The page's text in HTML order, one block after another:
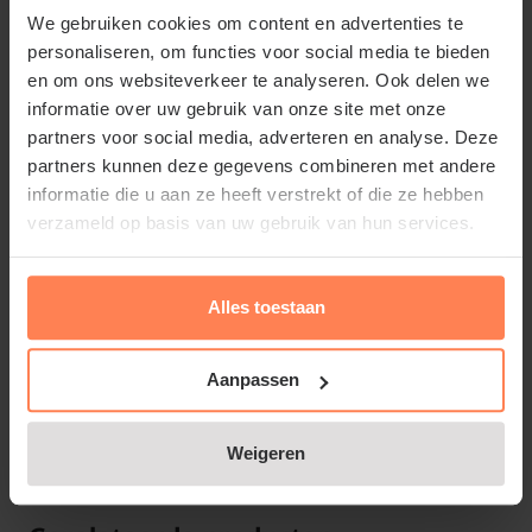
We gebruiken cookies om content en advertenties te
personaliseren, om functies voor social media te bieden
en om ons websiteverkeer te analyseren. Ook delen we
informatie over uw gebruik van onze site met onze
partners voor social media, adverteren en analyse. Deze
partners kunnen deze gegevens combineren met andere
informatie die u aan ze heeft verstrekt of die ze hebben
verzameld op basis van uw gebruik van hun services.
Alles toestaan
Aanpassen
Weigeren
verschillende weersomstandigheden. De Treviso is
onderhoudsarm en vorstbestendig, waardoor u
hem met vertrouwen het hele jaar buiten kunt
plaatsen. De donkergrijze kleur vormt een stijlvolle
basis voorsiergrassen,bloeiende vaste planten of
eencompact fruitboompje. Zo creëert u een
moderne en rustige uitstraling op uw terras of in de
afwateringsgat, zodat overtollig water eenvoudig
kan weglopen en uw planten gezond blijven.
Met aandacht bij u bezorgd
Wij verzorgen de levering zelf en verpakken iedere
pot zorgvuldig om beschadigingen te voorkomen.
Zo bent u verzekerd van een nette ontvangst. Wilt u
Lees meer